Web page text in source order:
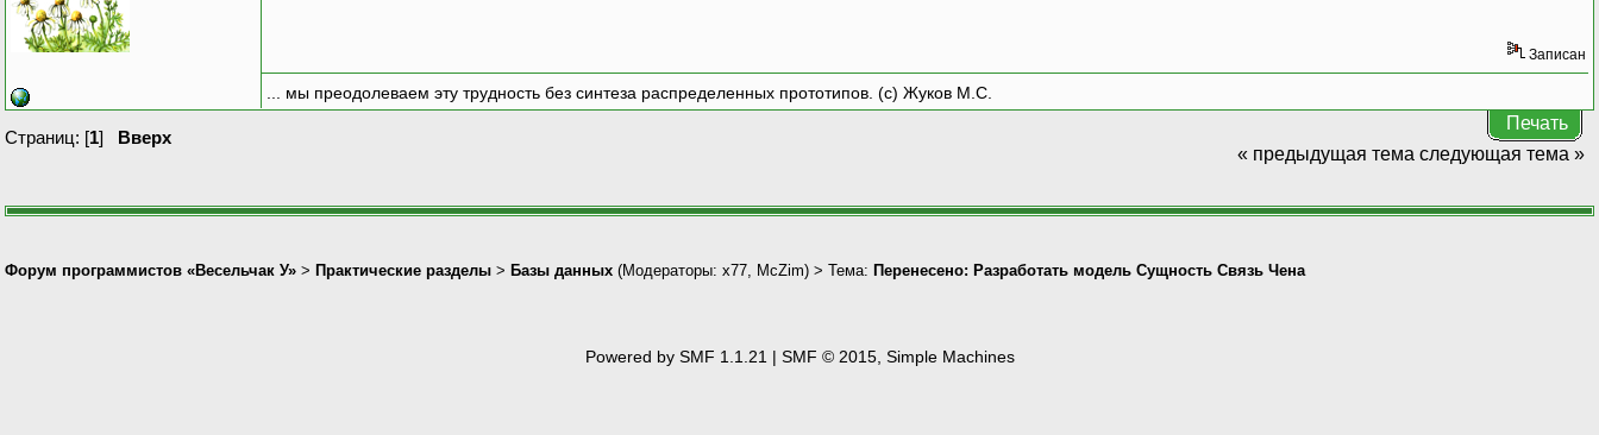
Записан
... мы преодолеваем эту трудность без синтеза распределенных прототипов. (с) Жуков М.С.
Страниц: [1] Вверх
Печать
« предыдущая тема следующая тема »
Форум программистов «Весельчак У» > Практические разделы > Базы данных (Модераторы: x77 McZim) > Тема: Перенесено: Разработать модель Сущность Связь Чена
Powered by SMF 1.1.21 | SMF © 2015, Simple Machines